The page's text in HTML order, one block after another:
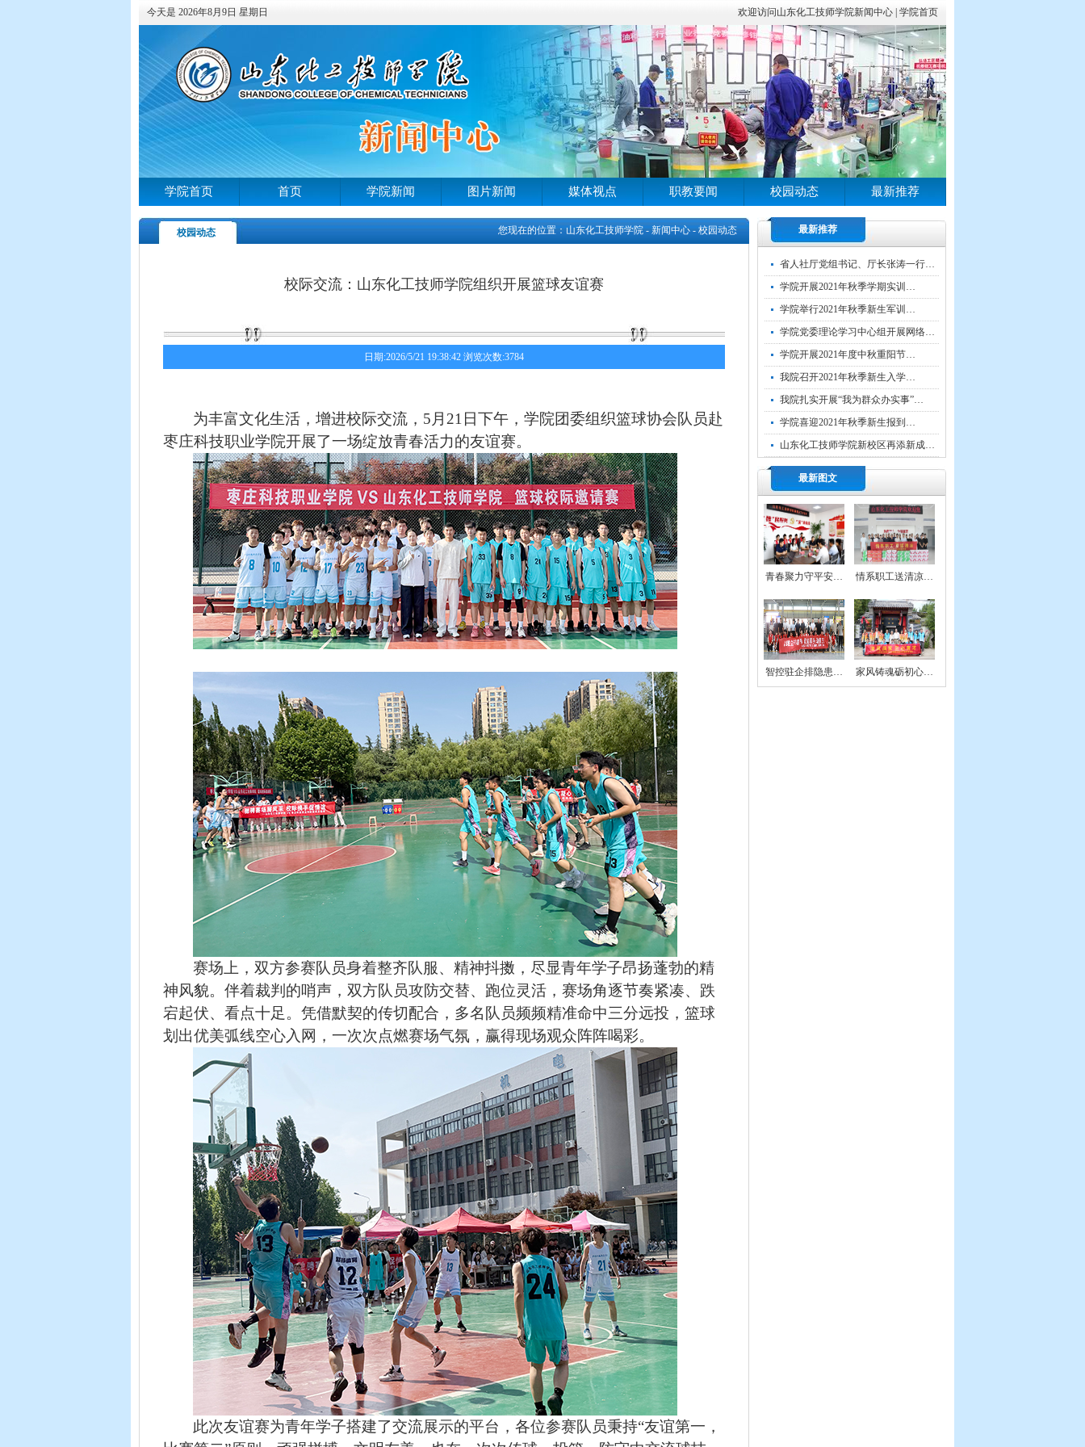
今天是 2026年8月9日 星期日 欢迎访问山东化工技师学院新闻中心 | 学院首页
学院首页 首页 学院新闻 图片新闻 媒体视点 职教要闻 校园动态 最新推荐
校园动态 您现在的位置：山东化工技师学院 - 新闻中心 - 校园动态
校际交流：山东化工技师学院组织开展篮球友谊赛
日期:2026/5/21 19:38:42 浏览次数:3784
为丰富文化生活，增进校际交流， 5 月 21 日下午，学院团委组织篮球协会队员赴
枣庄科技职业学院开展了一场绽放青春活力的友谊赛。
赛场上，双方参赛队员身着整齐队服、精神抖擞，尽显青年学子昂扬蓬勃的精
神风貌。伴着裁判的哨声，双方队员攻防交替、跑位灵活，赛场角逐节奏紧凑、跌
宕起伏、看点十足。凭借默契的传切配合，多名队员频频精准命中三分远投，篮球
划出优美弧线空心入网，一次次点燃赛场气氛，赢得现场观众阵阵喝彩。
此次友谊赛为青年学子搭建了交流展示的平台，各位参赛队员秉持“友谊第一，
最新推荐
省人社厅党组书记、厅长张涛一行…
学院开展2021年秋季学期实训…
学院举行2021年秋季新生军训…
学院党委理论学习中心组开展网络…
学院开展2021年度中秋重阳节…
我院召开2021年秋季新生入学…
我院扎实开展“我为群众办实事”…
学院喜迎2021年秋季新生报到…
山东化工技师学院新校区再添新成…
最新图文
青春聚力守平安… 情系职工送清凉…
智控驻企排隐患… 家风铸魂砺初心…